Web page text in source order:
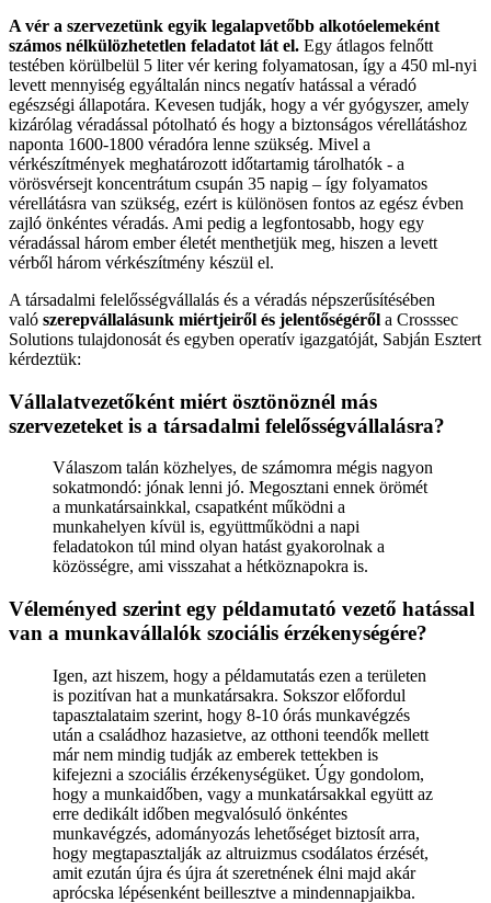
A vér a szervezetünk egyik legalapvetőbb alkotóelemeként
számos nélkülözhetetlen feladatot lát el. Egy átlagos felnőtt
testében körülbelül 5 liter vér kering folyamatosan, így a 450 ml-nyi
levett mennyiség egyáltalán nincs negatív hatással a véradó
egészségi állapotára. Kevesen tudják, hogy a vér gyógyszer, amely
kizárólag véradással pótolható és hogy a biztonságos vérellátáshoz
naponta 1600-1800 véradóra lenne szükség. Mivel a
vérkészítmények meghatározott időtartamig tárolhatók - a
vörösvérsejt koncentrátum csupán 35 napig – így folyamatos
vérellátásra van szükség, ezért is különösen fontos az egész évben
zajló önkéntes véradás. Ami pedig a legfontosabb, hogy egy
véradással három ember életét menthetjük meg, hiszen a levett
vérből három vérkészítmény készül el.
A társadalmi felelősségvállalás és a véradás népszerűsítésében
való szerepvállalásunk miértjeiről és jelentőségéről a Crosssec
Solutions tulajdonosát és egyben operatív igazgatóját, Sabján Esztert
kérdeztük:
Vállalatvezetőként miért ösztönöznél más
szervezeteket is a társadalmi felelősségvállalásra?
Válaszom talán közhelyes, de számomra mégis nagyon
sokatmondó: jónak lenni jó. Megosztani ennek örömét
a munkatársainkkal, csapatként működni a
munkahelyen kívül is, együttműködni a napi
feladatokon túl mind olyan hatást gyakorolnak a
közösségre, ami visszahat a hétköznapokra is.
Véleményed szerint egy példamutató vezető hatással
van a munkavállalók szociális érzékenységére?
Igen, azt hiszem, hogy a példamutatás ezen a területen
is pozitívan hat a munkatársakra. Sokszor előfordul
tapasztalataim szerint, hogy 8-10 órás munkavégzés
után a családhoz hazasietve, az otthoni teendők mellett
már nem mindig tudják az emberek tettekben is
kifejezni a szociális érzékenységüket. Úgy gondolom,
hogy a munkaidőben, vagy a munkatársakkal együtt az
erre dedikált időben megvalósuló önkéntes
munkavégzés, adományozás lehetőséget biztosít arra,
hogy megtapasztalják az altruizmus csodálatos érzését,
amit ezután újra és újra át szeretnének élni majd akár
aprócska lépésenként beillesztve a mindennapjaikba.